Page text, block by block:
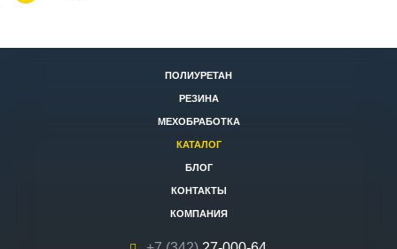
ПОЛИУРЕТАН
РЕЗИНА
МЕХОБРАБОТКА
КАТАЛОГ
БЛОГ
КОНТАКТЫ
КОМПАНИЯ